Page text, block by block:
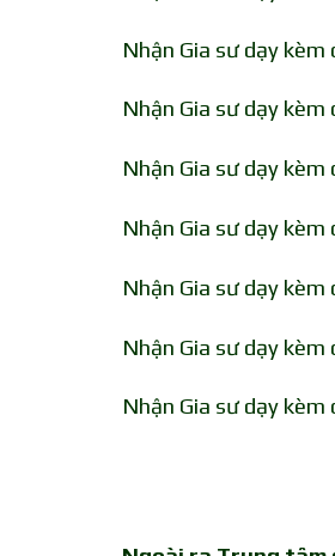
Nhận Gia sư dạy
Nhận Gia sư dạy
Nhận Gia sư dạy
Nhận Gia sư dạy
Nhận Gia sư dạy
Nhận Gia sư dạy
Nhận Gia sư dạy